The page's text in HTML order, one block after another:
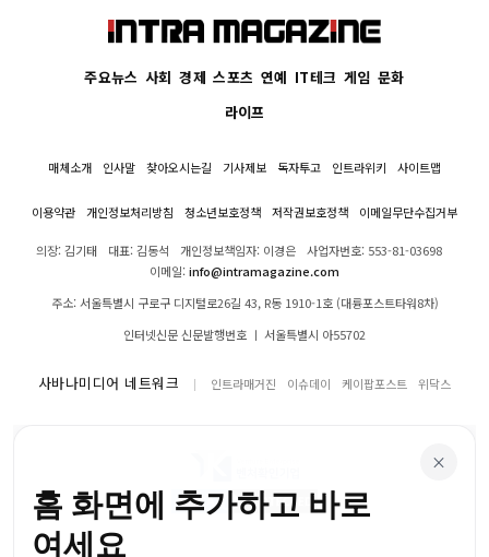
주요뉴스 사회 경제 스포츠 연예 IT테크 게임 문화
라이프
매체소개 인사말 찾아오시는길 기사제보 독자투고 인트라위키 사이트맵
이용약관 개인정보처리방침 청소년보호정책 저작권보호정책 이메일무단수집거부
의장: 김기태 대표: 김동석 개인정보책임자: 이경은
사업자번호: 553-81-03698
이메일:info@intramagazine.com
주소: 서울특별시 구로구 디지털로26길 43, R동 1910-1호 (대륭포스트타워8차)
인터넷신문 신문발행번호 ㅣ 서울특별시 아55702
사바나미디어 네트워크 인트라매거진 이슈데이 케이팝포스트 위닥스
×
홈 화면에 추가하고 바로
여세요